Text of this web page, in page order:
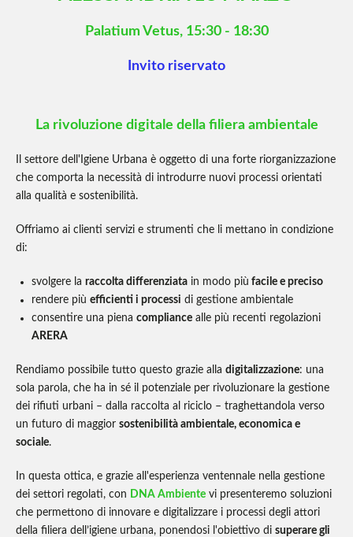
Palatium Vetus, 15:30 - 18:30
Invito riservato
La rivoluzione digitale della filiera ambientale
Il settore dell'Igiene Urbana è oggetto di una forte riorganizzazione
che comporta la necessità di introdurre nuovi processi orientati
alla qualità e sostenibilità.
Offriamo ai clienti servizi e strumenti che li mettano in condizione
di:
svolgere la raccolta differenziata in modo più facile e preciso
rendere più efficienti i processi di gestione ambientale
consentire una piena compliance alle più recenti regolazioni
ARERA
Rendiamo possibile tutto questo grazie alla digitalizzazione: una
sola parola, che ha in sé il potenziale per rivoluzionare la gestione
dei rifiuti urbani – dalla raccolta al riciclo – traghettandola verso
un futuro di maggior sostenibilità ambientale, economica e
sociale.
In questa ottica, e grazie all'esperienza ventennale nella gestione
dei settori regolati, con DNA Ambiente vi presenteremo soluzioni
che permettono di innovare e digitalizzare i processi degli attori
della filiera dell’igiene urbana, ponendosi l'obiettivo di superare gli